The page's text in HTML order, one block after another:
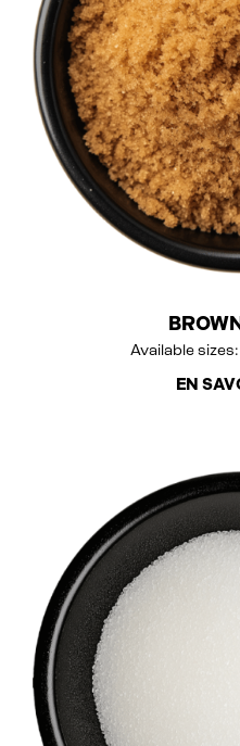
Available
EN